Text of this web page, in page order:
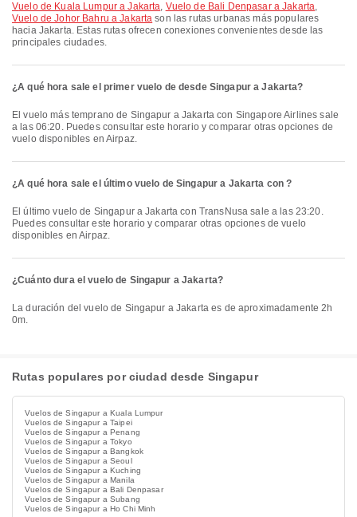
Vuelo de Kuala Lumpur a Jakarta, Vuelo de Bali Denpasar a Jakarta,
Vuelo de Johor Bahru a Jakarta son las rutas urbanas más populares
hacia Jakarta. Estas rutas ofrecen conexiones convenientes desde las
principales ciudades.
¿A qué hora sale el primer vuelo de desde Singapur a Jakarta?
El vuelo más temprano de Singapur a Jakarta con Singapore Airlines sale
a las 06:20. Puedes consultar este horario y comparar otras opciones de
vuelo disponibles en Airpaz.
¿A qué hora sale el último vuelo de Singapur a Jakarta con ?
El último vuelo de Singapur a Jakarta con TransNusa sale a las 23:20.
Puedes consultar este horario y comparar otras opciones de vuelo
disponibles en Airpaz.
¿Cuánto dura el vuelo de Singapur a Jakarta?
La duración del vuelo de Singapur a Jakarta es de aproximadamente 2h
0m.
Rutas populares por ciudad desde Singapur
Vuelos de Singapur a Kuala Lumpur
Vuelos de Singapur a Taipei
Vuelos de Singapur a Penang
Vuelos de Singapur a Tokyo
Vuelos de Singapur a Bangkok
Vuelos de Singapur a Seoul
Vuelos de Singapur a Kuching
Vuelos de Singapur a Manila
Vuelos de Singapur a Bali Denpasar
Vuelos de Singapur a Subang
Vuelos de Singapur a Ho Chi Minh